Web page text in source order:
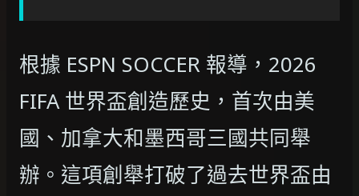
根據 ESPN SOCCER 報導，2026
FIFA 世界盃創造歷史，首次由美
國、加拿大和墨西哥三國共同舉
辦。這項創舉打破了過去世界盃由